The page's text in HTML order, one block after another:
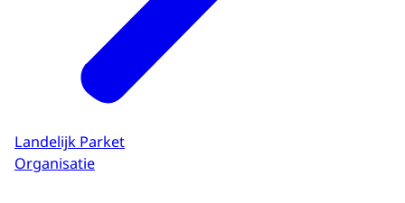
Landelijk Parket
Organisatie